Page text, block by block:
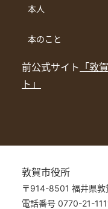
本人
本のこと
前公式サイト 「敦
ト」
敦賀市役所
〒914-8501 福井県敦
電話番号 0770-21-